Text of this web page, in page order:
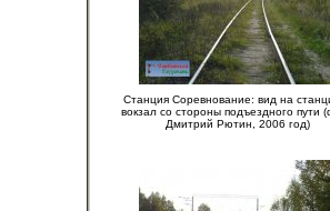
Станция Соревнование: вид на
вокзал со стороны подъездного пути
Дмитрий Рютин, 2006 год)